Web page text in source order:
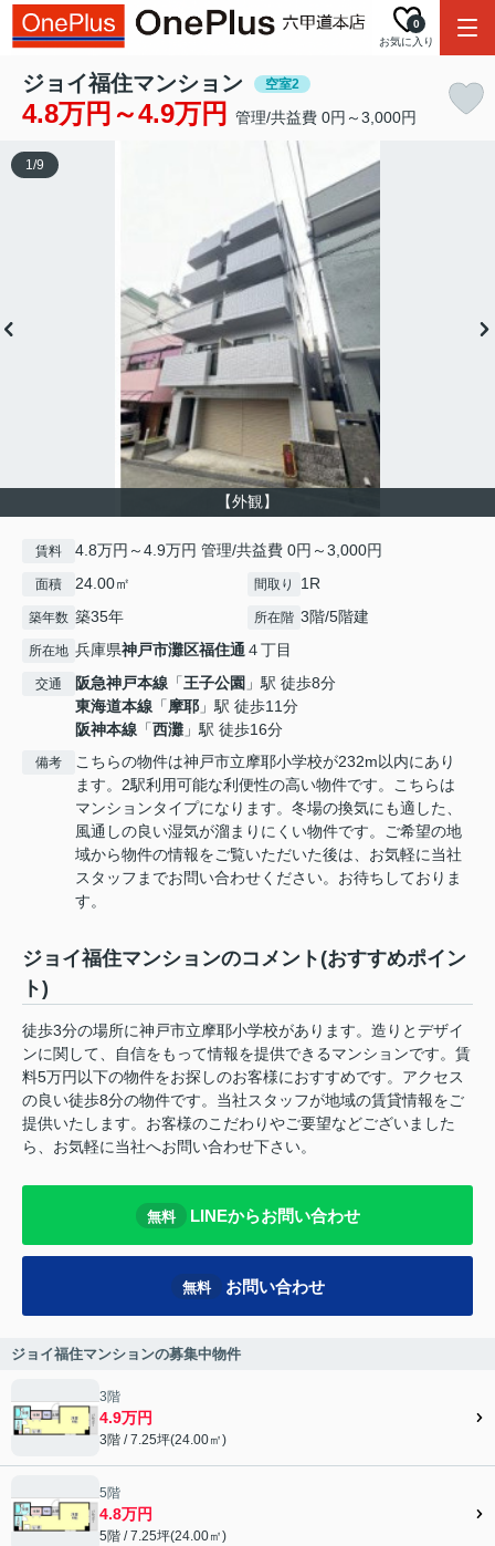
お気に入り
0
ジョイ福住マンション 空室2
4.8万円～4.9万円 管理/共益費 0円～3,000円
【外観】
1/9
賃料 4.8万円～4.9万円 管理/共益費 0円～3,000円
面積 24.00㎡ 間取り 1R
築年数 築35年 所在階 3階/5階建
所在地 兵庫県神戸市灘区福住通４丁目
交通 阪急神戸本線 「王子公園 」駅 徒歩8分
東海道本線 「摩耶 」駅 徒歩11分
阪神本線 「西灘 」駅 徒歩16分
備考
こちらの物件は神戸市立摩耶小学校が232m以内にあり
ます。2駅利用可能な利便性の高い物件です。こちらは
マンションタイプになります。冬場の換気にも適した、
風通しの良い湿気が溜まりにくい物件です。ご希望の地
域から物件の情報をご覧いただいた後は、お気軽に当社
スタッフまでお問い合わせください。お待ちしておりま
す。
ジョイ福住マンションのコメント(おすすめポイン
ト)
徒歩3分の場所に神戸市立摩耶小学校があります。造りとデザイ
ンに関して、自信をもって情報を提供できるマンションです。賃
料5万円以下の物件をお探しのお客様におすすめです。アクセス
の良い徒歩8分の物件です。当社スタッフが地域の賃貸情報をご
提供いたします。お客様のこだわりやご要望などございました
ら、お気軽に当社へお問い合わせ下さい。
無料 LINEからお問い合わせ
無料 お問い合わせ
ジョイ福住マンションの募集中物件
3階
4.9万円
3階 / 7.25坪(24.00㎡)
5階
4.8万円
5階 / 7.25坪(24.00㎡)